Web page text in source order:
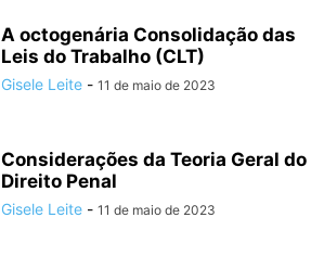
A octogenária Consolidação das
Leis do Trabalho (CLT)
Gisele Leite - 11 de maio de 2023
Considerações da Teoria Geral do
Direito Penal
Gisele Leite - 11 de maio de 2023